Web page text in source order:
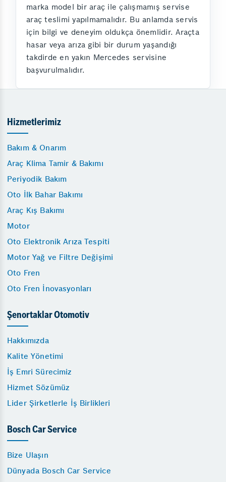
marka model bir araç ile çalışmamış servise
araç teslimi yapılmamalıdır. Bu anlamda servis
için bilgi ve deneyim oldukça önemlidir. Araçta
hasar veya arıza gibi bir durum yaşandığı
takdirde en yakın Mercedes servisine
başvurulmalıdır.
Hizmetlerimiz
Bakım & Onarım
Araç Klima Tamir & Bakımı
Periyodik Bakım
Oto İlk Bahar Bakımı
Araç Kış Bakımı
Motor
Oto Elektronik Arıza Tespiti
Motor Yağ ve Filtre Değişimi
Oto Fren
Oto Fren İnovasyonları
Şenortaklar Otomotiv
Hakkımızda
Kalite Yönetimi
İş Emri Sürecimiz
Hizmet Sözümüz
Lider Şirketlerle İş Birlikleri
Bosch Car Service
Bize Ulaşın
Dünyada Bosch Car Service